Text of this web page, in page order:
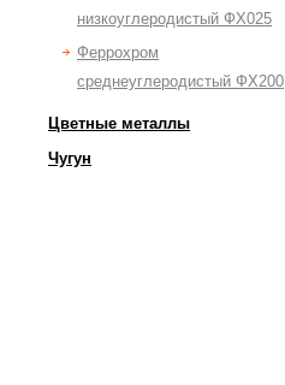
низкоуглеродистый ФХ025
Феррохром
среднеуглеродистый ФХ200
Цветные металлы
Чугун